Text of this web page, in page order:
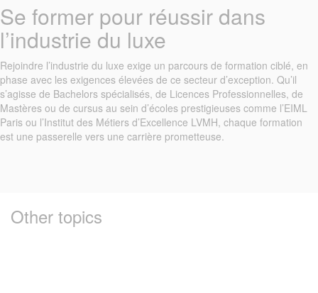
Se former pour réussir dans
l’industrie du luxe
Rejoindre l’industrie du luxe exige un parcours de formation ciblé, en
phase avec les exigences élevées de ce secteur d’exception. Qu’il
s’agisse de Bachelors spécialisés, de Licences Professionnelles, de
Mastères ou de cursus au sein d’écoles prestigieuses comme l’EIML
Paris ou l’Institut des Métiers d’Excellence LVMH, chaque formation
est une passerelle vers une carrière prometteuse.
Other topics